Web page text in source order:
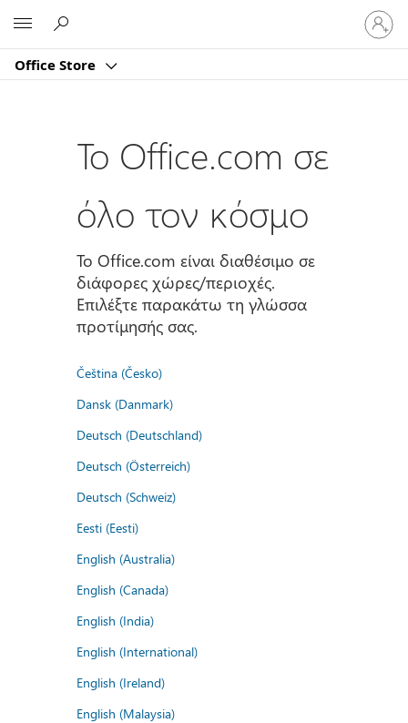
Office Store
Είσοδος
στον
Το Office.com σε
όλο τον κόσμο
Το Office.com είναι διαθέσιμο σε
διάφορες χώρες/περιοχές.
Επιλέξτε παρακάτω τη γλώσσα
προτίμησής σας.
Čeština (Česko)
Dansk (Danmark)
Deutsch (Deutschland)
Deutsch (Österreich)
Deutsch (Schweiz)
Eesti (Eesti)
English (Australia)
English (Canada)
English (India)
English (International)
English (Ireland)
English (Malaysia)